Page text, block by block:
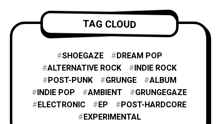
TAG CLOUD
SHOEGAZE
DREAM POP
ALTERNATIVE ROCK
INDIE ROCK
POST-PUNK
GRUNGE
ALBUM
INDIE POP
AMBIENT
GRUNGEGAZE
ELECTRONIC
EP
POST-HARDCORE
EXPERIMENTAL